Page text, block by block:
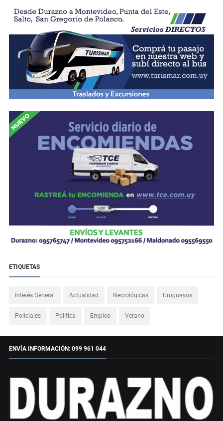
ETIQUETAS
Interés General Actualidad Necrológicas Uruguayos
Policiales Política Empleo Verano
ENVÍA INFORMACIÓN: 099 961 044